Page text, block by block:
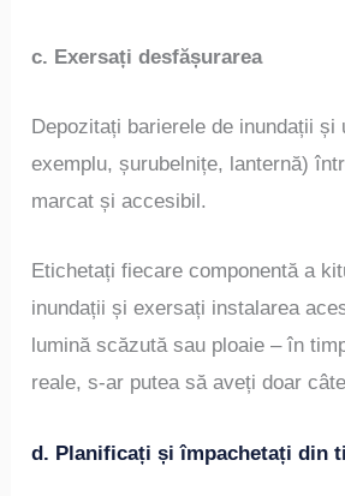
c. Exersați desfășurarea
Depozitați barierele de inundații și
exemplu, șurubelnițe, lanternă)
marcat și accesibil.
Etichetați fiecare componentă a
inundații și exersați instalarea
lumină scăzută sau ploaie – în
reale, s-ar putea să aveți doar
d. Planificați și împachetați din